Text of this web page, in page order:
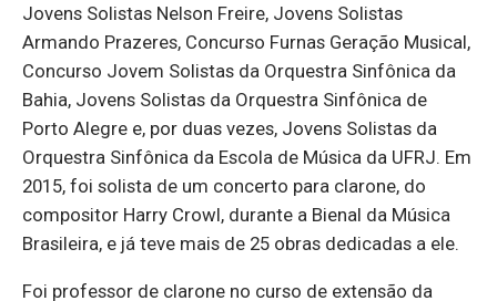
Jovens Solistas Nelson Freire, Jovens Solistas
Armando Prazeres, Concurso Furnas Geração Musical,
Concurso Jovem Solistas da Orquestra Sinfônica da
Bahia, Jovens Solistas da Orquestra Sinfônica de
Porto Alegre e, por duas vezes, Jovens Solistas da
Orquestra Sinfônica da Escola de Música da UFRJ. Em
2015, foi solista de um concerto para clarone, do
compositor Harry Crowl, durante a Bienal da Música
Brasileira, e já teve mais de 25 obras dedicadas a ele.
Foi professor de clarone no curso de extensão da